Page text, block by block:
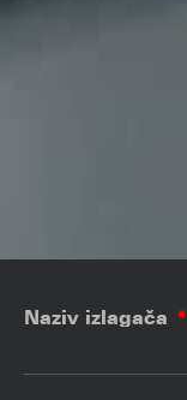
Naziv izlagača